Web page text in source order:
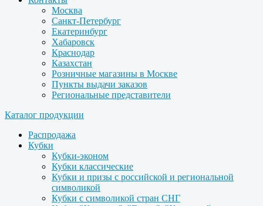
Москва
Санкт-Петербург
Екатеринбург
Хабаровск
Краснодар
Казахстан
Розничные магазины в Москве
Пункты выдачи заказов
Региональные представители
Каталог продукции
Распродажа
Кубки
Кубки-эконом
Кубки классические
Кубки и призы с российской и региональной
символикой
Кубки с символикой стран СНГ